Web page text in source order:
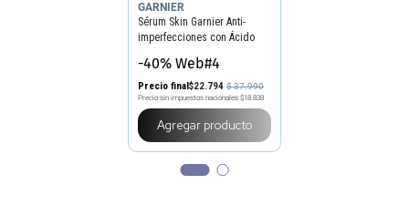
GARNIER
Sérum Skin Garnier Anti-
imperfecciones con Ácido
-40% Web#4
Precio final$22.794 $37.990
Precio sin impuestos nacionales $18.838
Agregar producto